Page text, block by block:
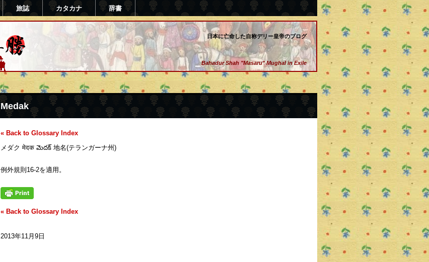
日本に亡命した自称デリー皇帝のブログ
Bahadur Shah "Masaru" Mughal in Exile
旅誌 カタカナ 辞書
Medak
« Back to Glossary Index
メダク मेदक మెదక్ 地名(テランガーナ州)
例外規則16-2を適用。
« Back to Glossary Index
2013年11月9日